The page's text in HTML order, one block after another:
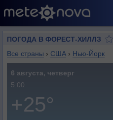
ПОГОДА В ФОРЕСТ-ХИЛЛЗ
Все страны › США › Нью-Йорк
6 августа, четверг
5:00
+25°